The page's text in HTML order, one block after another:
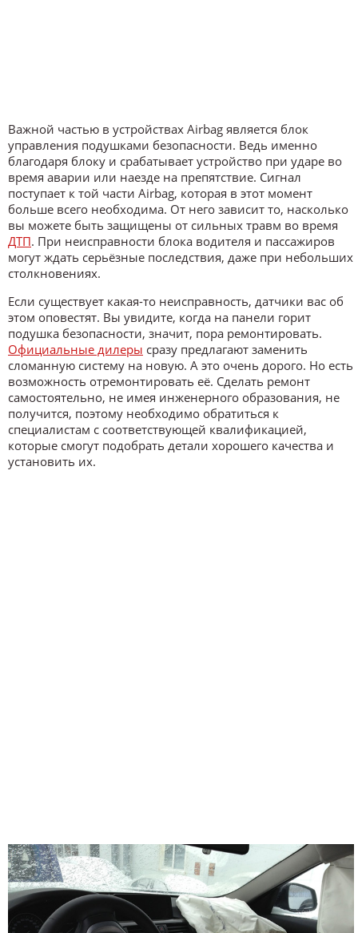
Важной частью в устройствах Airbag является блок
управления подушками безопасности. Ведь именно
благодаря блоку и срабатывает устройство при ударе во
время аварии или наезде на препятствие. Сигнал
поступает к той части Airbag, которая в этот момент
больше всего необходима. От него зависит то, насколько
вы можете быть защищены от сильных травм во время
ДТП. При неисправности блока водителя и пассажиров
могут ждать серьёзные последствия, даже при небольших
столкновениях.
Если существует какая-то неисправность, датчики вас об
этом оповестят. Вы увидите, когда на панели горит
подушка безопасности, значит, пора ремонтировать.
Официальные дилеры сразу предлагают заменить
сломанную систему на новую. А это очень дорого. Но есть
возможность отремонтировать её. Сделать ремонт
самостоятельно, не имея инженерного образования, не
получится, поэтому необходимо обратиться к
специалистам с соответствующей квалификацией,
которые смогут подобрать детали хорошего качества и
установить их.